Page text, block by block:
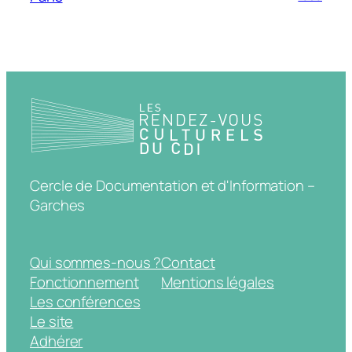
Cercle de Documentation et d'Information –
Garches
Qui sommes-nous ?
Fonctionnement
Les conférences
Le site
Adhérer
Contact
Mentions légales